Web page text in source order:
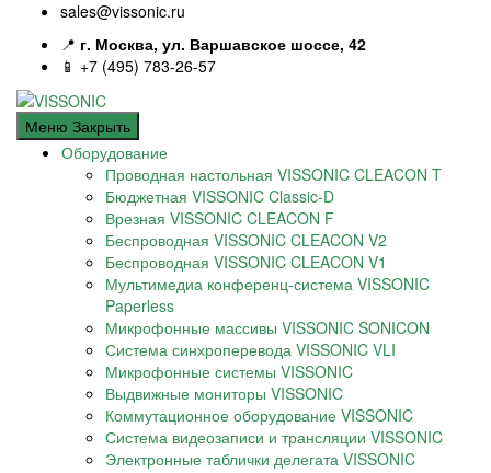
sales@vissonic.ru
📍 г. Москва, ул. Варшавское шоссе, 42
📱 +7 (495) 783-26-57
Меню Закрыть
Оборудование
Проводная настольная VISSONIC CLEACON T
Бюджетная VISSONIC Classic-D
Врезная VISSONIC CLEACON F
Беспроводная VISSONIC CLEACON V2
Беспроводная VISSONIC CLEACON V1
Мультимедиа конференц-система VISSONIC
Paperless
Микрофонные массивы VISSONIC SONICON
Система синхроперевода VISSONIC VLI
Микрофонные системы VISSONIC
Выдвижные мониторы VISSONIC
Коммутационное оборудование VISSONIC
Система видеозаписи и трансляции VISSONIC
Электронные таблички делегата VISSONIC